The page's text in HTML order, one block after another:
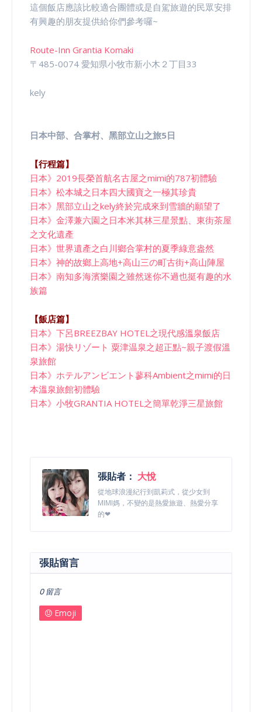
這個飯店應該比較適合團體或是自駕旅遊的民眾安排
有興趣的朋友提供給你們參考囉~
Route-Inn Grantia Komaki
〒485-0074 愛知県小牧市新小木２丁目33
kely
日本中部、合掌村、黑部立山之旅5日
【行程篇】
日本》2019長榮首航名古屋之mimi的787初體驗
日本》松本城之日本四大國寶之一極其珍貴
日本》黑部立山之kely終於完成來到雪牆的願望了
日本》金澤兼六園之日本米其林三星景點、東街茶屋
之文化遺產
日本》世界遺產之白川鄉合掌村的夏季綠意盎然
日本》神的故鄉上高地+高山三の町古街+高山陣屋
日本》南知多海濱樂園之雖然迷你不過也挺有趣的水
族篇
【飯店篇】
日本》下呂BREEZBAY HOTEL之現代感溫泉飯店
日本》湯快リゾート 粟津温泉之超正點~親子渡假溫
泉旅館
日本》ホテルアンビエント蓼科Ambient之mimi的日
本溫泉旅館初體驗
日本》小牧GRANTIA HOTEL之簡單乾淨三星旅館
張貼者： 大悅
從地球浪漫紀行到凱莉式，從少女到
MIMI媽，不變的是熱愛旅遊、熱愛分享
的❤
張貼留言
0 留言
Emoji